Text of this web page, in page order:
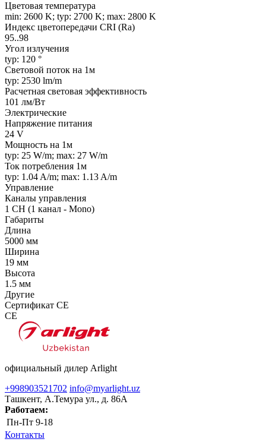
Цветовая температура
min: 2600 K; typ: 2700 K; max: 2800 K
Индекс цветопередачи CRI (Ra)
95..98
Угол излучения
typ: 120 °
Световой поток на 1м
typ: 2530 lm/m
Расчетная световая эффективность
101 лм/Вт
Электрические
Напряжение питания
24 V
Мощность на 1м
typ: 25 W/m; max: 27 W/m
Ток потребления 1м
typ: 1.04 A/m; max: 1.13 A/m
Управление
Каналы управления
1 CH (1 канал - Mono)
Габариты
Длина
5000 мм
Ширина
19 мм
Высота
1.5 мм
Другие
Сертификат CE
CE
официальный дилер Arlight
+998903521702 info@myarlight.uz
Ташкент, А.Темура ул., д. 86А
Работаем:
Пн-Пт 9-18
Контакты